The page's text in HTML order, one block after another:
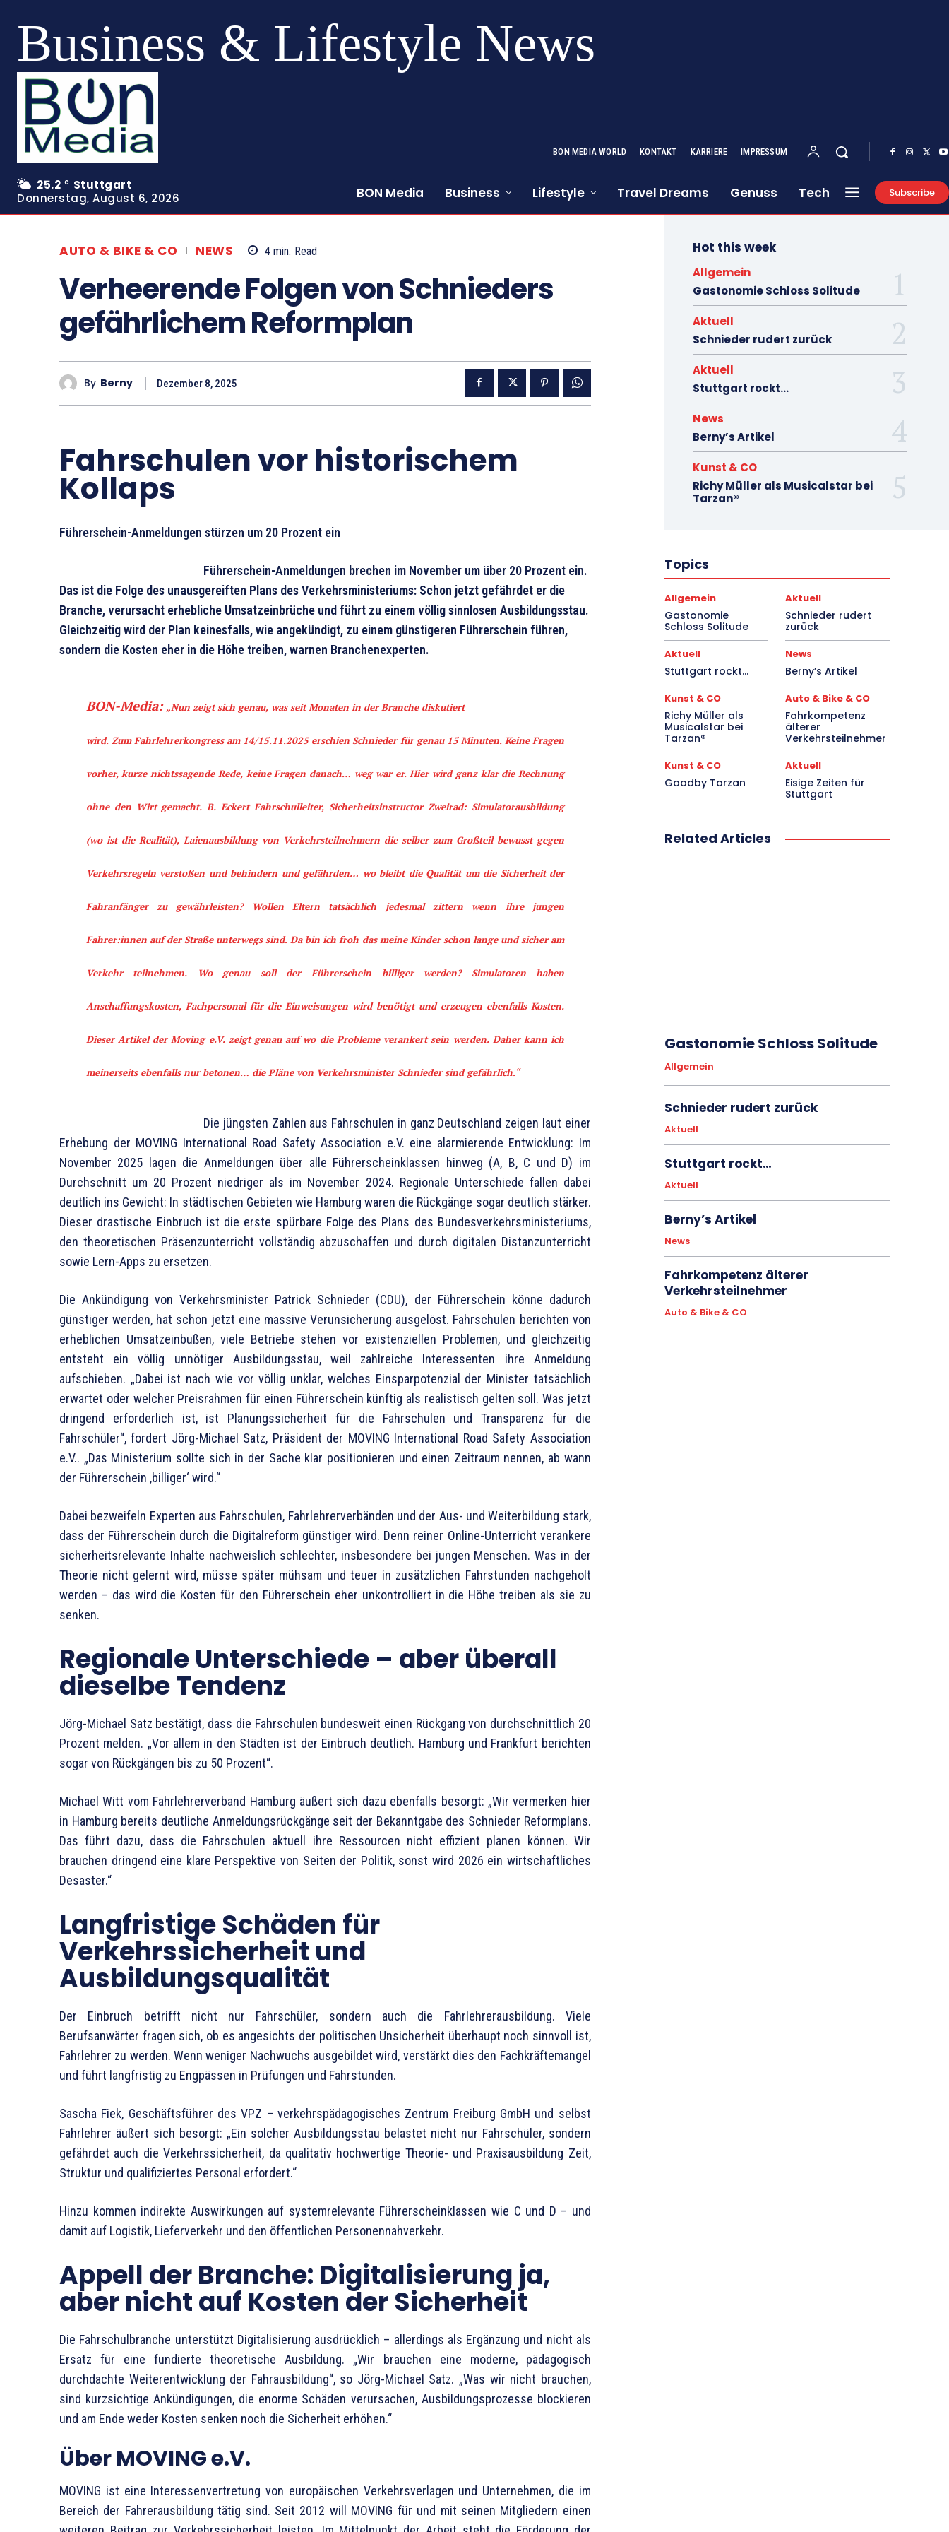
Business & Lifestyle News
25.2 C
Stuttgart
Donnerstag, August 6, 2026
BON MEDIA WORLD KONTAKT KARRIERE IMPRESSUM
BON Media Business Lifestyle Travel Dreams Genuss Tech Subscribe
AUTO & BIKE & CO NEWS 4 min. Read
Verheerende Folgen von Schnieders
gefährlichem Reformplan
By Berny Dezember 8, 2025
Fahrschulen vor historischem
Kollaps
Führerschein-Anmeldungen stürzen um 20 Prozent ein
Führerschein-Anmeldungen brechen im November um über 20 Prozent ein.
Das ist die Folge des unausgereiften Plans des Verkehrsministeriums: Schon jetzt gefährdet er die
Branche, verursacht erhebliche Umsatzeinbrüche und führt zu einem völlig sinnlosen Ausbildungsstau.
Gleichzeitig wird der Plan keinesfalls, wie angekündigt, zu einem günstigeren Führerschein führen,
sondern die Kosten eher in die Höhe treiben, warnen Branchenexperten.
BON-Media: „Nun zeigt sich genau, was seit Monaten in der Branche diskutiert
wird. Zum Fahrlehrerkongress am 14/15.11.2025 erschien Schnieder für genau 15 Minuten. Keine Fragen
vorher, kurze nichtssagende Rede, keine Fragen danach… weg war er. Hier wird ganz klar die Rechnung
ohne den Wirt gemacht. B. Eckert Fahrschulleiter, Sicherheitsinstructor Zweirad: Simulatorausbildung
(wo ist die Realität), Laienausbildung von Verkehrsteilnehmern die selber zum Großteil bewusst gegen
Verkehrsregeln verstoßen und behindern und gefährden… wo bleibt die Qualität um die Sicherheit der
Fahranfänger zu gewährleisten? Wollen Eltern tatsächlich jedesmal zittern wenn ihre jungen
Fahrer:innen auf der Straße unterwegs sind. Da bin ich froh das meine Kinder schon lange und sicher am
Verkehr teilnehmen. Wo genau soll der Führerschein billiger werden? Simulatoren haben
Anschaffungskosten, Fachpersonal für die Einweisungen wird benötigt und erzeugen ebenfalls Kosten.
Dieser Artikel der Moving e.V. zeigt genau auf wo die Probleme verankert sein werden. Daher kann ich
meinerseits ebenfalls nur betonen… die Pläne von Verkehrsminister Schnieder sind gefährlich.“
Die jüngsten Zahlen aus Fahrschulen in ganz Deutschland zeigen laut einer
Erhebung der MOVING International Road Safety Association e.V. eine alarmierende Entwicklung: Im
November 2025 lagen die Anmeldungen über alle Führerscheinklassen hinweg (A, B, C und D) im
Durchschnitt um 20 Prozent niedriger als im November 2024. Regionale Unterschiede fallen dabei
deutlich ins Gewicht: In städtischen Gebieten wie Hamburg waren die Rückgänge sogar deutlich stärker.
Dieser drastische Einbruch ist die erste spürbare Folge des Plans des Bundesverkehrsministeriums,
den theoretischen Präsenzunterricht vollständig abzuschaffen und durch digitalen Distanzunterricht
sowie Lern-Apps zu ersetzen.
Die Ankündigung von Verkehrsminister Patrick Schnieder (CDU), der Führerschein könne dadurch
günstiger werden, hat schon jetzt eine massive Verunsicherung ausgelöst. Fahrschulen berichten von
erheblichen Umsatzeinbußen, viele Betriebe stehen vor existenziellen Problemen, und gleichzeitig
entsteht ein völlig unnötiger Ausbildungsstau, weil zahlreiche Interessenten ihre Anmeldung
aufschieben. „Dabei ist nach wie vor völlig unklar, welches Einsparpotenzial der Minister tatsächlich
erwartet oder welcher Preisrahmen für einen Führerschein künftig als realistisch gelten soll. Was jetzt
dringend erforderlich ist, ist Planungssicherheit für die Fahrschulen und Transparenz für die
Fahrschüler“, fordert Jörg-Michael Satz, Präsident der MOVING International Road Safety Association
e.V.. „Das Ministerium sollte sich in der Sache klar positionieren und einen Zeitraum nennen, ab wann
der Führerschein ‚billiger‘ wird.“
Dabei bezweifeln Experten aus Fahrschulen, Fahrlehrerverbänden und der Aus- und Weiterbildung stark,
dass der Führerschein durch die Digitalreform günstiger wird. Denn reiner Online-Unterricht verankere
sicherheitsrelevante Inhalte nachweislich schlechter, insbesondere bei jungen Menschen. Was in der
Theorie nicht gelernt wird, müsse später mühsam und teuer in zusätzlichen Fahrstunden nachgeholt
werden – das wird die Kosten für den Führerschein eher unkontrolliert in die Höhe treiben als sie zu
senken.
Regionale Unterschiede – aber überall
dieselbe Tendenz
Jörg-Michael Satz bestätigt, dass die Fahrschulen bundesweit einen Rückgang von durchschnittlich 20
Prozent melden. „Vor allem in den Städten ist der Einbruch deutlich. Hamburg und Frankfurt berichten
sogar von Rückgängen bis zu 50 Prozent“.
Michael Witt vom Fahrlehrerverband Hamburg äußert sich dazu ebenfalls besorgt: „Wir vermerken hier
in Hamburg bereits deutliche Anmeldungsrückgänge seit der Bekanntgabe des Schnieder Reformplans.
Das führt dazu, dass die Fahrschulen aktuell ihre Ressourcen nicht effizient planen können. Wir
brauchen dringend eine klare Perspektive von Seiten der Politik, sonst wird 2026 ein wirtschaftliches
Desaster.“
Langfristige Schäden für
Verkehrssicherheit und
Ausbildungsqualität
Der Einbruch betrifft nicht nur Fahrschüler, sondern auch die Fahrlehrerausbildung. Viele
Berufsanwärter fragen sich, ob es angesichts der politischen Unsicherheit überhaupt noch sinnvoll ist,
Fahrlehrer zu werden. Wenn weniger Nachwuchs ausgebildet wird, verstärkt dies den Fachkräftemangel
und führt langfristig zu Engpässen in Prüfungen und Fahrstunden.
Sascha Fiek, Geschäftsführer des VPZ – verkehrspädagogisches Zentrum Freiburg GmbH und selbst
Fahrlehrer äußert sich besorgt: „Ein solcher Ausbildungsstau belastet nicht nur Fahrschüler, sondern
gefährdet auch die Verkehrssicherheit, da qualitativ hochwertige Theorie- und Praxisausbildung Zeit,
Struktur und qualifiziertes Personal erfordert.“
Hinzu kommen indirekte Auswirkungen auf systemrelevante Führerscheinklassen wie C und D – und
damit auf Logistik, Lieferverkehr und den öffentlichen Personennahverkehr.
Appell der Branche: Digitalisierung ja,
aber nicht auf Kosten der Sicherheit
Die Fahrschulbranche unterstützt Digitalisierung ausdrücklich – allerdings als Ergänzung und nicht als
Ersatz für eine fundierte theoretische Ausbildung. „Wir brauchen eine moderne, pädagogisch
durchdachte Weiterentwicklung der Fahrausbildung“, so Jörg-Michael Satz. „Was wir nicht brauchen,
sind kurzsichtige Ankündigungen, die enorme Schäden verursachen, Ausbildungsprozesse blockieren
und am Ende weder Kosten senken noch die Sicherheit erhöhen.“
Über MOVING e.V.
MOVING ist eine Interessenvertretung von europäischen Verkehrsverlagen und Unternehmen, die im
Bereich der Fahrerausbildung tätig sind. Seit 2012 will MOVING für und mit seinen Mitgliedern einen
Hot this week
Allgemein
Gastonomie Schloss Solitude
Aktuell
Schnieder rudert zurück
Aktuell
Stuttgart rockt…
News
Berny’s Artikel
Kunst & CO
Richy Müller als Musicalstar bei
Tarzan®
Topics
Allgemein
Gastonomie
Schloss Solitude
Aktuell
Schnieder rudert
zurück
Aktuell
Stuttgart rockt…
News
Berny’s Artikel
Kunst & CO
Richy Müller als
Musicalstar bei
Tarzan®
Auto & Bike & CO
Fahrkompetenz
älterer
Verkehrsteilnehmer
Kunst & CO
Goodby Tarzan
Aktuell
Eisige Zeiten für
Stuttgart
Related Articles
Gastonomie Schloss Solitude
Allgemein
Schnieder rudert zurück
Aktuell
Stuttgart rockt…
Aktuell
Berny’s Artikel
News
Fahrkompetenz älterer
Verkehrsteilnehmer
Auto & Bike & CO